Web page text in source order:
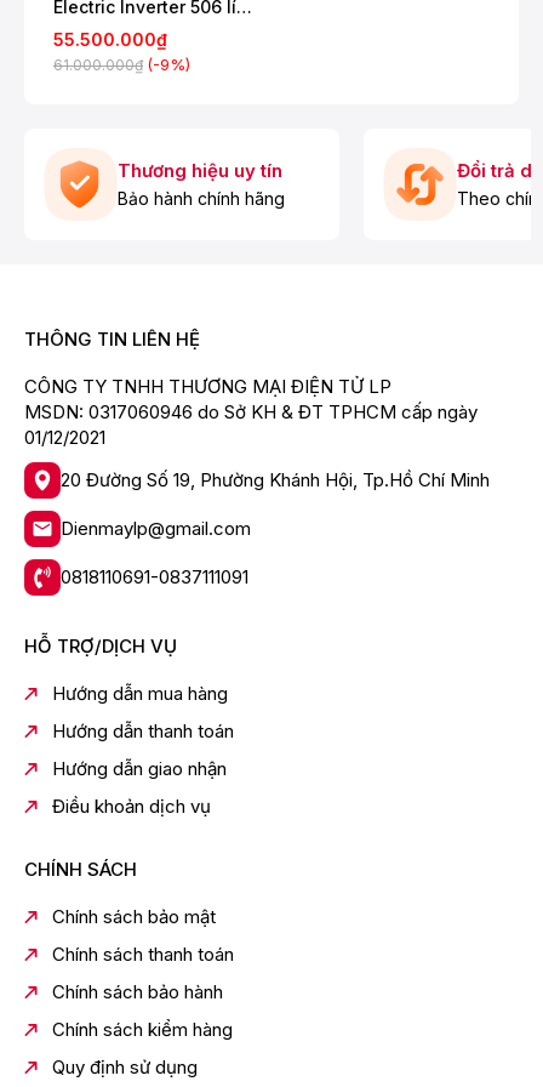
được giữ nguyên giúp bảo quản hương vị và màu sắc
tươi ngon của thực phẩm. Bạn có thể dễ dàng cắt,
tách, múc với thực phẩm đã cấp đông mềm. Từ đó,
Hệ thống khử mùi và thành tủ kháng khuẩn
trả lại không gian trong lành, không mùi hôi
cho tủ
Chiếc tủ lạnh Inverter này có bộ lọc carbon hoạt tính
tủ lạnh. Hơn nữa, lớp kháng khuẩn phân tử bạc còn
được tráng lên bề mặt thành tủ, nhằm hạn chế sự phát
triển của vi khuẩn. Vật liệu phù hợp với luật an toàn vệ
người dùng.
Electric Inverter 506 lít
MR-WX52D-F-V
55.500.000₫
61.000.000₫ (-9%)
Thương hiệu uy tín
Bảo hành chính hãng
Đổi trả
Theo
THÔNG TIN LIÊN HỆ
CÔNG TY TNHH THƯƠNG MẠI ĐIỆN TỬ LP
MSDN: 0317060946 do Sở KH & ĐT TPHCM cấp ngày
01/12/2021
20 Đường Số 19, Phường Khánh Hội, Tp.Hồ Chí Minh
Dienmaylp@gmail.com
0818110691-0837111091
HỖ TRỢ/DỊCH VỤ
Hướng dẫn mua hàng
Hướng dẫn thanh toán
Hướng dẫn giao nhận
Điều khoản dịch vụ
CHÍNH SÁCH
Chính sách bảo mật
Chính sách thanh toán
Chính sách bảo hành
Chính sách kiểm hàng
Quy định sử dụng